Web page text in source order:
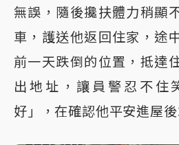
無誤，隨後攙扶體力稍顯
車，護送他返回住家，途
前一天跌倒的位置，抵達
出地址，讓員警忍不住
好」，在確認他平安進屋